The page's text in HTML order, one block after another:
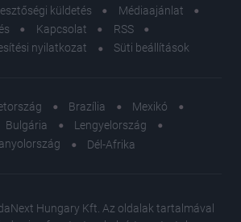
küldetés
Médiaajánlat
Kapcsolat
RSS
nyilatkozat
Süti beállítások
Brazília
Mexikó
Bulgária
Lengyelország
Dél-Afrika
Hungary Kft. Az oldalak tartalmával